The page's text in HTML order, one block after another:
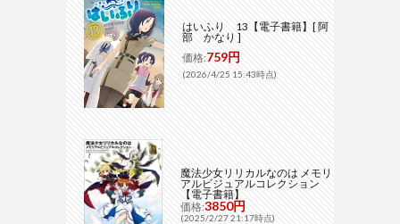
はいふり 13【電子書籍】[ 阿
部 かなり ]
価格:759円
(2026/4/25 15:43時点)
魔法少女リリカルなのは メモリ
アルビジュアルコレクション
【電子書籍】
価格:3850円
(2025/2/27 21:17時点)